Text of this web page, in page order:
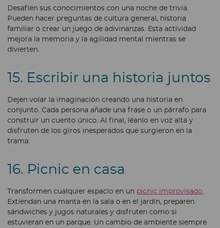
Desafíen sus conocimientos con una noche de trivia.
Pueden hacer preguntas de cultura general, historia
familiar o crear un juego de adivinanzas. Esta actividad
mejora la memoria y la agilidad mental mientras se
divierten.
15. Escribir una historia juntos
Dejen volar la imaginación creando una historia en
conjunto. Cada persona añade una frase o un párrafo para
construir un cuento único. Al final, léanlo en voz alta y
disfruten de los giros inesperados que surgieron en la
trama.
16. Picnic en casa
Transformen cualquier espacio en un picnic improvisado
Extiendan una manta en la sala o en el jardín, preparen
sándwiches y jugos naturales y disfruten como si
estuvieran en un parque. Un cambio de ambiente siempre